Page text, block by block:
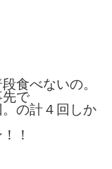
食べないの。
で
の計４回しか
！